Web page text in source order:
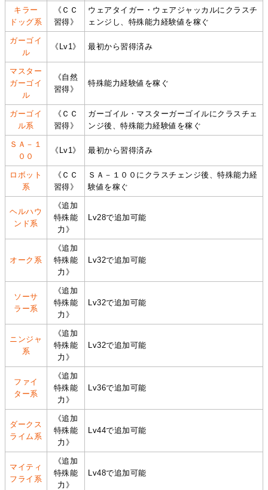
キラー
ドッグ系
《ＣＣ
習得》
ウェアタイガー・ウェアジャッカルにクラスチ
ェンジし、特殊能力経験値を稼ぐ
ガーゴイ
ル
《Lv1》 最初から習得済み
マスター
ガーゴイ
ル
《自然
習得》
特殊能力経験値を稼ぐ
ガーゴイ
ル系
《ＣＣ
習得》
ガーゴイル・マスターガーゴイルにクラスチェ
ンジ後、特殊能力経験値を稼ぐ
ＳＡ－１
００
《Lv1》 最初から習得済み
ロボット
系
《ＣＣ
習得》
ＳＡ－１００にクラスチェンジ後、特殊能力経
験値を稼ぐ
ヘルハウ
ンド系
《追加
特殊能
力》
Lv28で追加可能
オーク系
《追加
特殊能
力》
Lv32で追加可能
ソーサ
ラー系
《追加
特殊能
力》
Lv32で追加可能
ニンジャ
系
《追加
特殊能
力》
Lv32で追加可能
ファイ
ター系
《追加
特殊能
力》
Lv36で追加可能
ダークス
ライム系
《追加
特殊能
力》
Lv44で追加可能
マイティ
フライ系
《追加
特殊能
力》
Lv48で追加可能